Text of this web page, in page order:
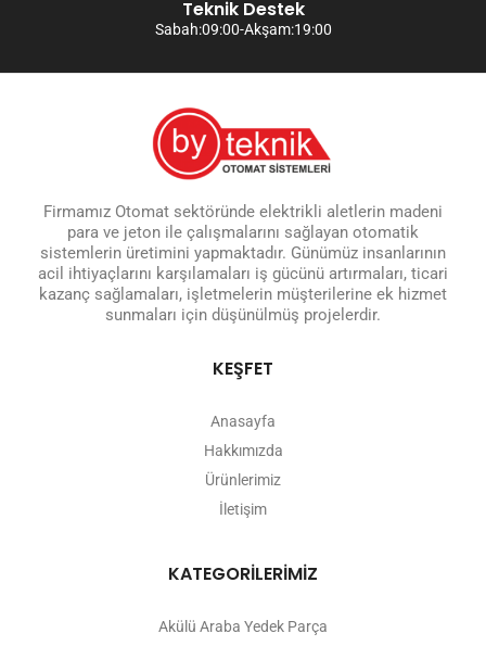
Teknik Destek
Sabah:09:00-Akşam:19:00
Firmamız Otomat sektöründe elektrikli aletlerin madeni
para ve jeton ile çalışmalarını sağlayan otomatik
sistemlerin üretimini yapmaktadır. Günümüz insanlarının
acil ihtiyaçlarını karşılamaları iş gücünü artırmaları, ticari
kazanç sağlamaları, işletmelerin müşterilerine ek hizmet
sunmaları için düşünülmüş projelerdir.
KEŞFET
Anasayfa
Hakkımızda
Ürünlerimiz
İletişim
KATEGORİLERİMİZ
Akülü Araba Yedek Parça